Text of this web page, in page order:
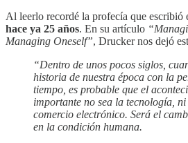
Al leerlo recordé la profecía que escribió
hace ya 25 años. En su artículo
Managing Oneself”, Drucker nos dejó
“Dentro de unos pocos siglos,
historia de nuestra época con la
tiempo, es probable que el
importante no sea la tecnología,
comercio electrónico. Será el
en la condición humana.